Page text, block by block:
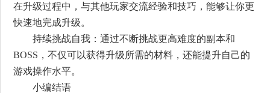
在升级过程中，与其他玩家交流经验和技巧，能够让你更
快速地完成升级。
持续挑战自我：通过不断挑战更高难度的副本和
BOSS，不仅可以获得升级所需的材料，还能提升自己的
游戏操作水平。
小编结语